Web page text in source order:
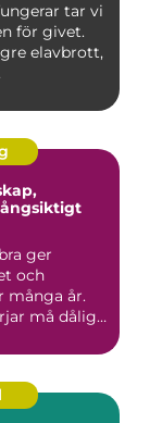
tar vi
för givet.
elavbrott,
ger
och
många år.
må dåligt